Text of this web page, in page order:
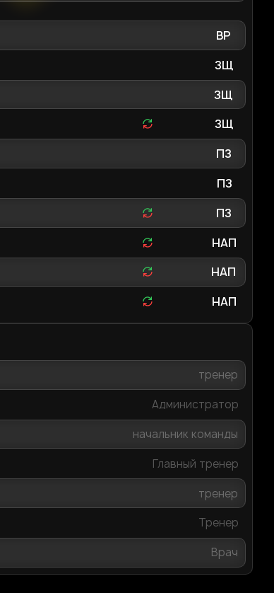
ВР
ЗЩ
ЗЩ
ЗЩ
ПЗ
ПЗ
ПЗ
НАП
НАП
НАП
тренер
Администратор
начальник команды
Главный тренер
тренер
Тренер
Врач